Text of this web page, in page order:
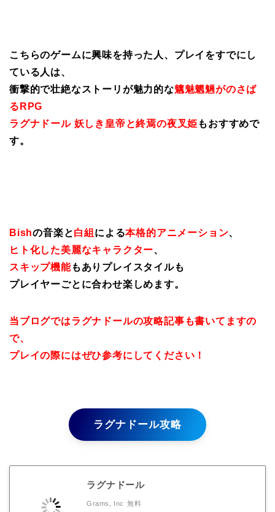
こちらのゲームに興味を持った人、プレイをすでにし
ている人は、
衝撃的で壮絶なストーリが魅力的な魑魅魍魎がのさば
るRPG
ラグナドール 妖しき皇帝と終焉の夜叉姫 もおすすめで
す。
Bishの音楽と白組 による本格的アニメーション、
ヒト化した美麗なキャラクター、
スキップ機能もありプレイスタイルも
プレイヤーごとに合わせ楽しめます。
当ブログではラグナドールの攻略記事も書いてますの
で、
プレイの際にはぜひ参考にしてください！
ラグナドール攻略
ラグナドール
Grams, Inc 無料